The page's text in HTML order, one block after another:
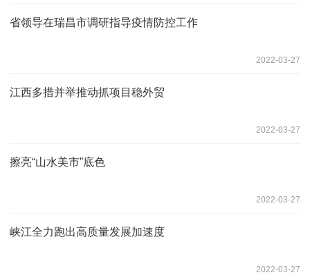
省领导在瑞昌市调研指导疫情防控工作
2022-03-27
江西多措并举推动抓项目稳外贸
2022-03-27
擦亮“山水美市”底色
2022-03-27
峡江全力跑出高质量发展加速度
2022-03-27